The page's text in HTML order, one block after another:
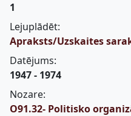
1
Lejuplādēt:
Apraksts/Uzskaites
Datējums:
1947 - 1974
Nozare:
O91.32- Politisko